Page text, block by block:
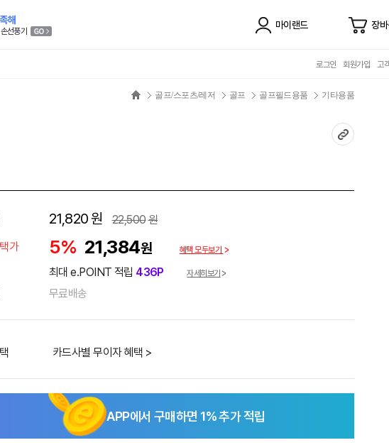
해
선풍기
마이랜드 장
로그인 회원가입 고
골프/스포츠/레저 골프 골프필드용품 기타용품
21,820원 22,500원
가
5% 21,384원 혜택 모두보기
최대 e.POINT 적립 436P 자세히보기
무료배송
카드사별 무이자 혜택 >
APP에서 구매하면 1% 추가 적립